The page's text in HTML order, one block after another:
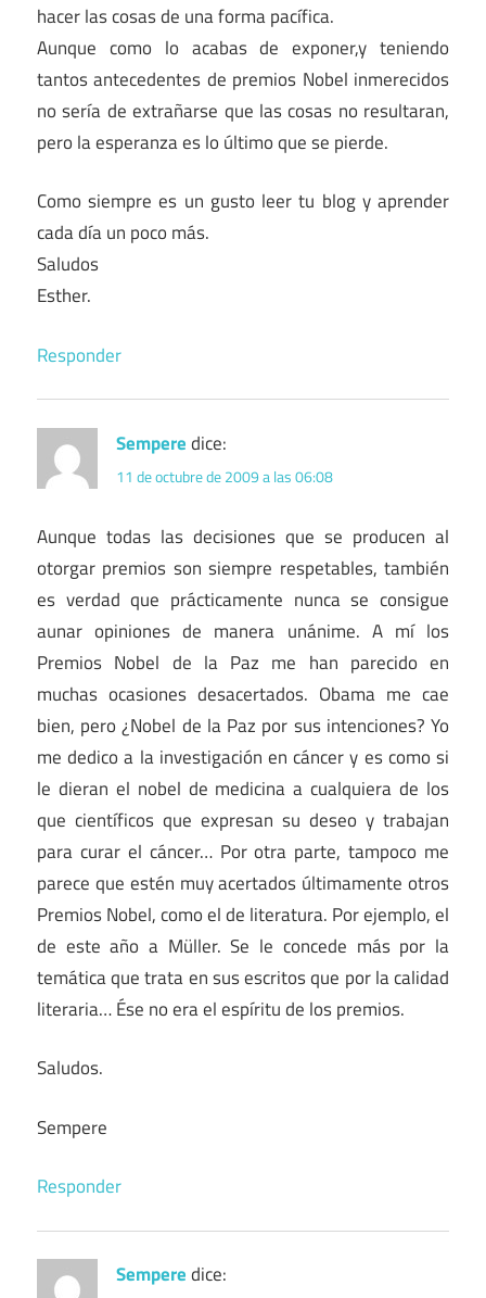
hacer las cosas de una forma pacífica.
Aunque como lo acabas de exponer,y teniendo
tantos antecedentes de premios Nobel inmerecidos
no sería de extrañarse que las cosas no resultaran,
pero la esperanza es lo último que se pierde.
Como siempre es un gusto leer tu blog y aprender
cada día un poco más.
Saludos
Esther.
Responder
Semperedice:
11 de octubre de 2009 a las 06:08
Aunque todas las decisiones que se producen al
otorgar premios son siempre respetables, también
es verdad que prácticamente nunca se consigue
aunar opiniones de manera unánime. A mí los
Premios Nobel de la Paz me han parecido en
muchas ocasiones desacertados. Obama me cae
bien, pero ¿Nobel de la Paz por sus intenciones? Yo
me dedico a la investigación en cáncer y es como si
le dieran el nobel de medicina a cualquiera de los
que científicos que expresan su deseo y trabajan
para curar el cáncer… Por otra parte, tampoco me
parece que estén muy acertados últimamente otros
Premios Nobel, como el de literatura. Por ejemplo, el
de este año a Müller. Se le concede más por la
temática que trata en sus escritos que por la calidad
literaria… Ése no era el espíritu de los premios.
Saludos.
Sempere
Responder
Semperedice: